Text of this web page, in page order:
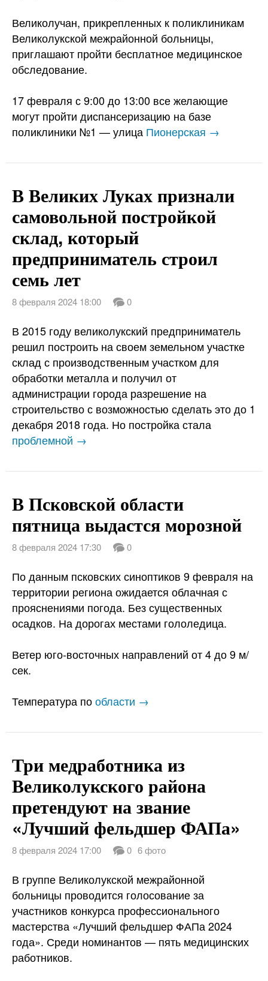
Великолучан, прикрепленных к поликлиникам
Великолукской межрайонной больницы,
приглашают пройти бесплатное медицинское
обследование.
17 февраля с 9:00 до 13:00 все желающие
могут пройти диспансеризацию на базе
поликлиники №1 — улица Пионерская →
В Великих Луках признали
самовольной постройкой
склад, который
предприниматель строил
семь лет
8 февраля 2024 18:00 0
В 2015 году великолукский предприниматель
решил построить на своем земельном участке
склад с производственным участком для
обработки металла и получил от
администрации города разрешение на
строительство с возможностью сделать это до 1
декабря 2018 года. Но постройка стала
проблемной →
В Псковской области
пятница выдастся морозной
8 февраля 2024 17:30 0
По данным псковских синоптиков 9 февраля на
территории региона ожидается облачная с
прояснениями погода. Без существенных
осадков. На дорогах местами гололедица.
Ветер юго-восточных направлений от 4 до 9 м/
сек.
Температура пообласти →
Три медработника из
Великолукского района
претендуют на звание
«Лучший фельдшер ФАПа»
8 февраля 2024 17:00 0 6 фото
В группе Великолукской межрайонной
больницы проводится голосование за
участников конкурса профессионального
мастерства «Лучший фельдшер ФАПа 2024
года». Среди номинантов — пять медицинских
работников.